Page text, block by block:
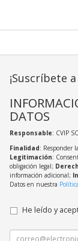
¡Suscríbete
DATOS
Responsable: CVIP
Finalidad: Responder
Legitimación:
obligación legal;
información adicional;
Datos en nuestra
He leído y